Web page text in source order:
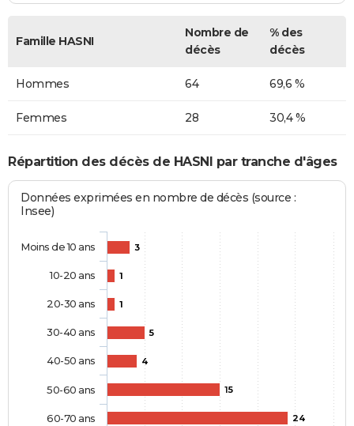
Famille HASNI
Nombre de
décès
% des
décès
Hommes 64 69,6 %
Femmes 28 30,4 %
Répartition des décès de HASNI par tranche d'âges
Données exprimées en nombre de décès (source :
Insee)
3
1
1
5
4
15
24
Moins de 10 ans
10-20 ans
20-30 ans
30-40 ans
40-50 ans
50-60 ans
60-70 ans